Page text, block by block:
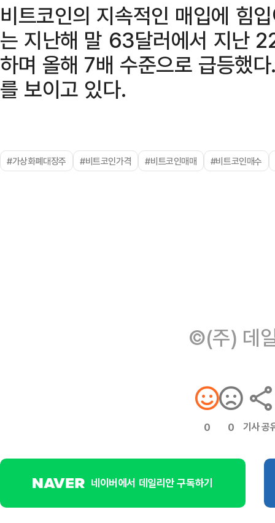
비트코인의 지속적인 매입에 힘
는 지난해 말 63달러에서 지난
하며 올해 7배 수준으로 급등했
를 보이고 있다.
#가상화폐대장주 #비트코인가격 #비트코인매매 #비트코인매수
©(주) 데
0 0 기사 공
네이버에서 데일리안 구독하기